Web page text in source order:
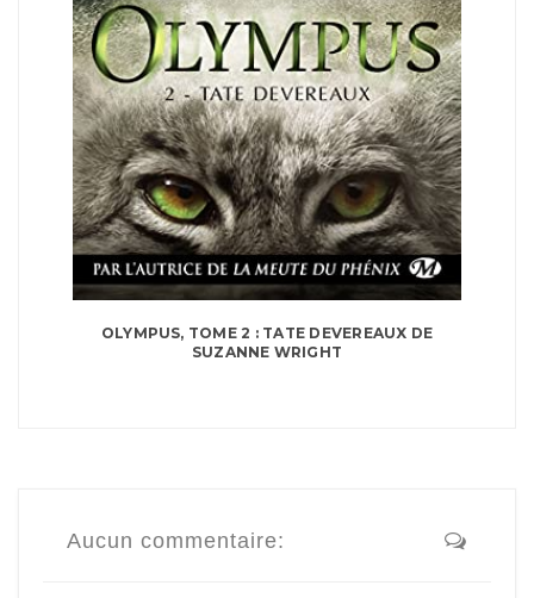
OLYMPUS, TOME 2 : TATE DEVEREAUX DE
SUZANNE WRIGHT
Aucun commentaire: